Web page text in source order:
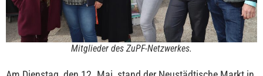
Mitglieder des ZuPF-Netzwerkes.